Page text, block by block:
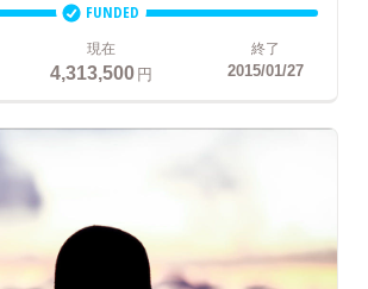
FUNDED
現在
4,313,500円
終了
2015/01/27